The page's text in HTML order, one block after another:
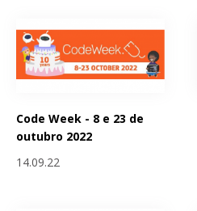
Code Week - 8 e 23 de
outubro 2022
14.09.22
Páginas